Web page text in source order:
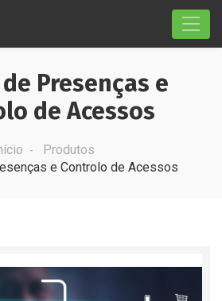
Presenças e
de Acessos
Produtos
e Controlo de Acessos